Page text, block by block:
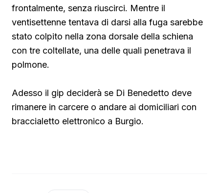
frontalmente, senza riuscirci. Mentre il
ventisettenne tentava di darsi alla fuga sarebbe
stato colpito nella zona dorsale della schiena
con tre coltellate, una delle quali penetrava il
polmone.
Adesso il gip deciderà se Di Benedetto deve
rimanere in carcere o andare ai domiciliari con
braccialetto elettronico a Burgio.